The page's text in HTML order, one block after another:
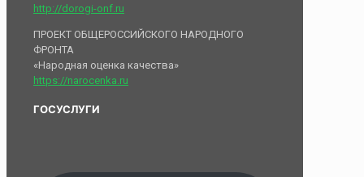
http://dorogi-onf.ru
ПРОЕКТ ОБЩЕРОССИЙСКОГО НАРОДНОГО
ФРОНТА
«Народная оценка качества»
https://narocenka.ru
ГОСУСЛУГИ